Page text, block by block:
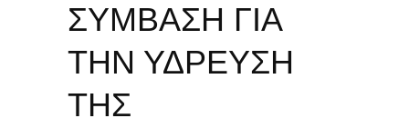
ΣΥΜΒΑΣΗ ΓΙΑ
ΤΗΝ ΥΔΡΕΥΣΗ
ΤΗΣ